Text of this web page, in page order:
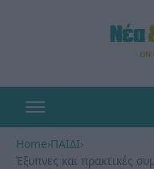
Home›ΠΑΙΔΙ›
Έξυπνες και πρακτικές